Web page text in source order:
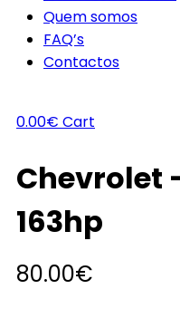
Quem somos
FAQ’s
Contactos
0.00€ Cart
Chevrolet
163hp
80.00€